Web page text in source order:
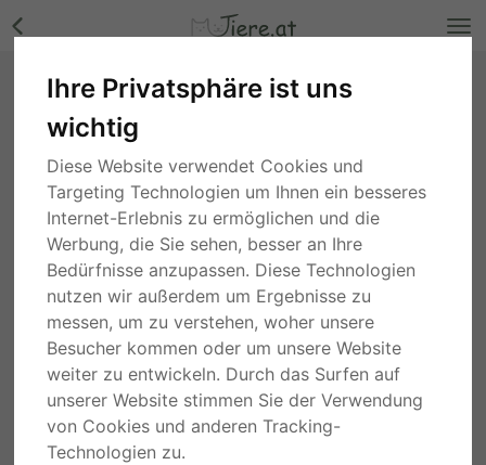
Ihre Privatsphäre ist uns
wichtig
Diese Website verwendet Cookies und
Targeting Technologien um Ihnen ein besseres
Internet-Erlebnis zu ermöglichen und die
Werbung, die Sie sehen, besser an Ihre
Bedürfnisse anzupassen. Diese Technologien
nutzen wir außerdem um Ergebnisse zu
messen, um zu verstehen, woher unsere
Besucher kommen oder um unsere Website
weiter zu entwickeln. Durch das Surfen auf
unserer Website stimmen Sie der Verwendung
von Cookies und anderen Tracking-
Technologien zu.
PHILIP - nettes und offenes Wesen, immer
fröhlich, neugierig, anhänglich, manchmal
dickköpfig, als Zweithund nur zu einer Hündin,
Shar Pei Mischling (Video-Link vorhanden) -
Rüde Bilder
wien, vor 10 Tagen